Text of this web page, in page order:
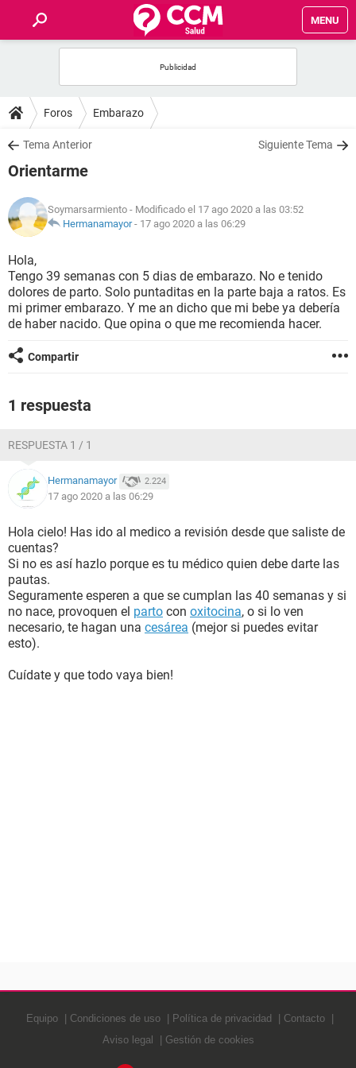
MENU
FOROS
SALUD
NUTRICIÓN
BIENESTAR
SEXUALIDAD
GLOSARIO
Foros Embarazo
Tema Anterior Siguiente Tema
Orientarme
Soymarsarmiento - Modificado el 17 ago 2020 a las 03:52
Hermanamayor- 17 ago 2020 a las 06:29
Hola,
Tengo 39 semanas con 5 dias de embarazo. No e tenido
dolores de parto. Solo puntaditas en la parte baja a ratos. Es
mi primer embarazo. Y me an dicho que mi bebe ya debería
de haber nacido. Que opina o que me recomienda hacer.
Compartir
1 respuesta
RESPUESTA 1 / 1
Hermanamayor 2.224
17 ago 2020 a las 06:29
Hola cielo! Has ido al medico a revisión desde que saliste de
cuentas?
Si no es así hazlo porque es tu médico quien debe darte las
pautas.
Seguramente esperen a que se cumplan las 40 semanas y si
no nace, provoquen el parto con oxitocina, o si lo ven
necesario, te hagan una cesárea (mejor si puedes evitar
esto).
Cuídate y que todo vaya bien!
Equipo Condiciones de uso Política de privacidad
Contacto
Aviso legal
Gestión de cookies